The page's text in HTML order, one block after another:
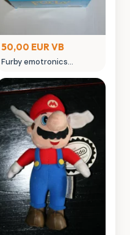
50,00 EUR VB
Furby emotronics
Originalverpackung